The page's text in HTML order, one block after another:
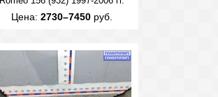
Цена: 2730–7450руб.